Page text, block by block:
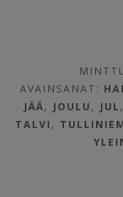
AVAINSANAT:
JÄÄ, JOULU , JUL ,
TALVI ,